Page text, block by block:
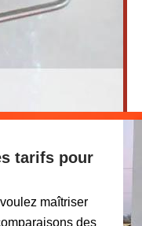
tarifs pour
maîtriser
des